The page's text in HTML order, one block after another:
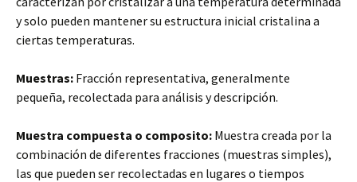
y solo pueden mantener su estructura inicial cristalina a
ciertas temperaturas.
Muestras: Fracción representativa, generalmente
pequeña, recolectada para análisis y descripción.
Muestra compuesta o composito: Muestra creada por la
combinación de diferentes fracciones (muestras simples),
las que pueden ser recolectadas en lugares o tiempos